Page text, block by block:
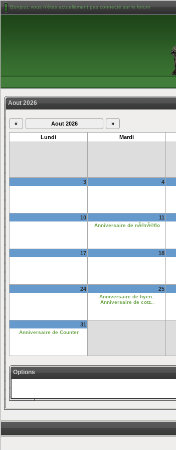
Bonjour, vous n'êtes actuellement pas connecté sur le forum
Aout 2026
« Aout 2026 »
Lundi Mardi
3 4
10 11
Anniversaire de nÃ©rÃ©flo
17 18
24 25
Anniversaire de hyen..
Anniversaire de cotz..
31
Anniversaire de Counter
Options